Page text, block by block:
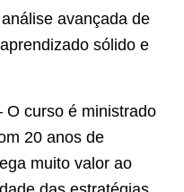
avançada de
sólido e
O curso é ministrado
20 anos de
muito valor ao